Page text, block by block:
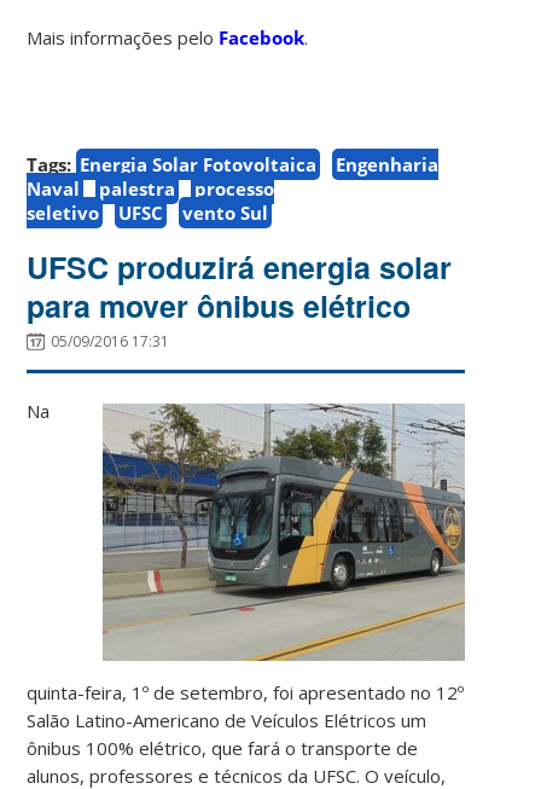
Mais informações pelo Facebook.
Tags: Energia Solar Fotovoltaica
Engenharia
Naval
palestra
processo
seletivo
UFSC vento Sul
UFSC produzirá energia solar
para mover ônibus elétrico
05/09/2016 17:31
Na
quinta-feira, 1º de setembro, foi apresentado no 12º
Salão Latino-Americano de Veículos Elétricos um
ônibus 100% elétrico, que fará o transporte de
alunos, professores e técnicos da UFSC. O veículo,